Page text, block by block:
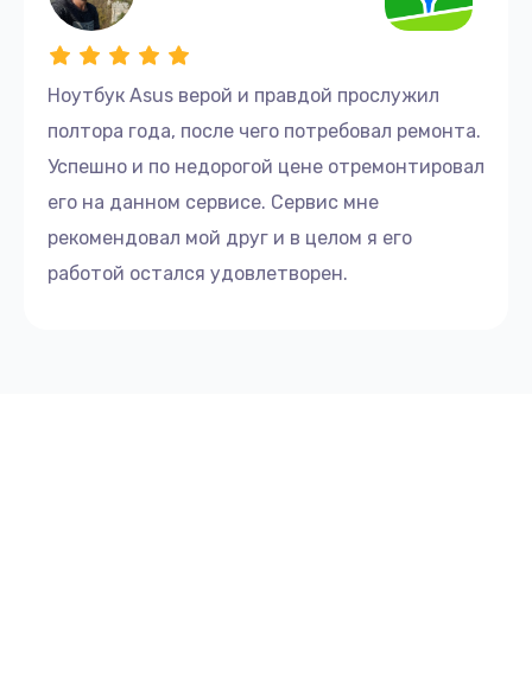
Ноутбук Asus верой и правдой прослужил
полтора года, после чего потребовал ремонта.
Успешно и по недорогой цене отремонтировал
его на данном сервисе. Сервис мне
рекомендовал мой друг и в целом я его
работой остался удовлетворен.